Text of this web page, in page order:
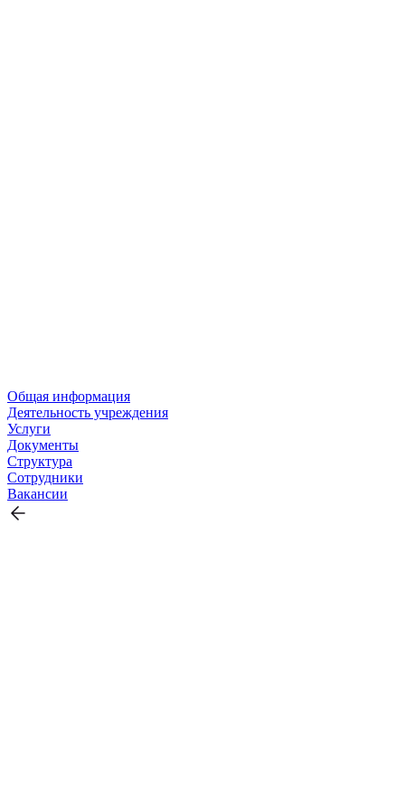
Общая информация
Деятельность учреждения
Услуги
Документы
Структура
Сотрудники
Вакансии